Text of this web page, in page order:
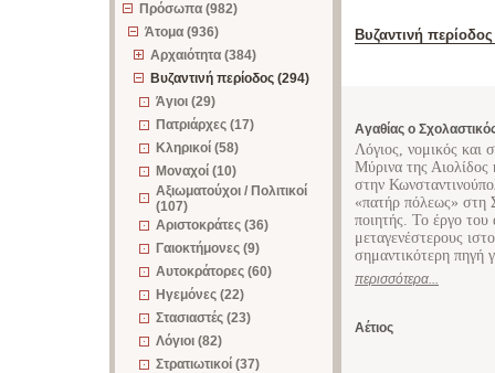
Πρόσωπα (982)
Άτομα (936)
Αρχαιότητα (384)
Βυζαντινή περίοδος (294)
Άγιοι (29)
Πατριάρχες (17)
Κληρικοί (58)
Μοναχοί (10)
Αξιωματούχοι / Πολιτικοί
(107)
Αριστοκράτες (36)
Γαιοκτήμονες (9)
Αυτοκράτορες (60)
Ηγεμόνες (22)
Στασιαστές (23)
Λόγιοι (82)
Στρατιωτικοί (37)
Βυζαντινή περίοδος
Αγαθίας ο
Λόγιος, νομικός και
Μύρινα της Αιολίδος
στην
«πατήρ πόλεως» στη
ποιητής. Το έργο
μεταγενέστερους
σημαντικότερη πηγή
περισσότερα...
Αέτιος